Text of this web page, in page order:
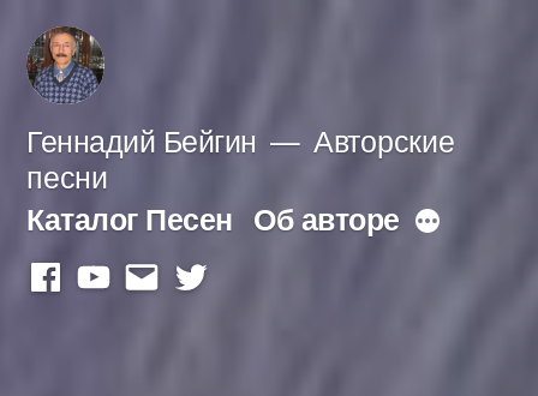
Перейти
содержимому
Геннадий Бейгин
Авторские
песни
Каталог Песен Об авторе Больше
facebook
youtube
mail twitter